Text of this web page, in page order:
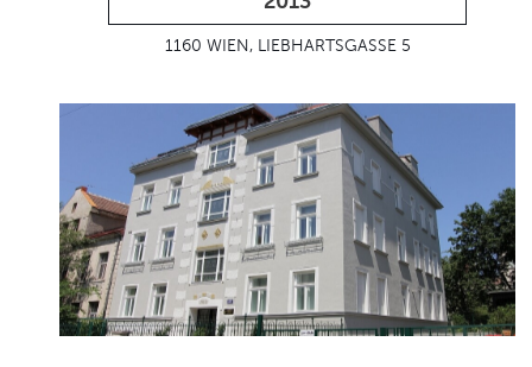
1160 WIEN, LIEBHARTSGASSE 5